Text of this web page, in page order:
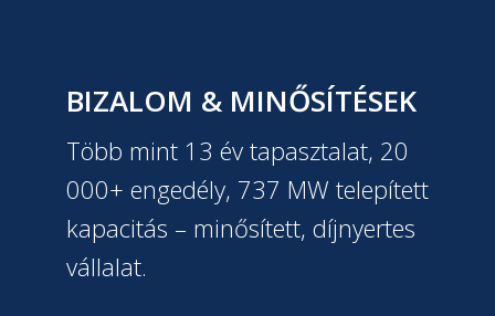
BIZALOM & MINŐSÍTÉSEK
Több mint 13 év tapasztalat, 20
000+ engedély, 737 MW telepített
kapacitás – minősített, díjnyertes
vállalat.